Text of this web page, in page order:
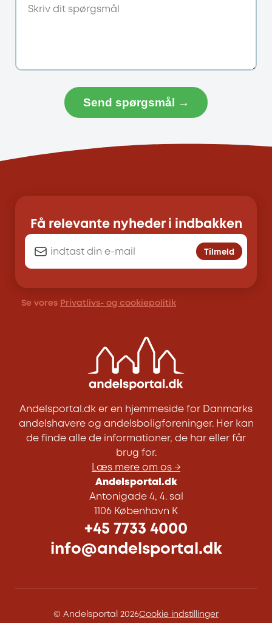
Send spørgsmål →
Få relevante nyheder i indbakken
Tilmeld
Se vores Privatlivs- og cookiepolitik
Andelsportal.dk er en hjemmeside for Danmarks
andelshavere og andelsboligforeninger. Her kan
de finde alle de informationer, de har eller får
brug for.
Læs mere om os →
Andelsportal.dk
Antonigade 4, 4. sal
1106 København K
+45 7733 4000
info@andelsportal.dk
© Andelsportal 2026Cookie indstillinger